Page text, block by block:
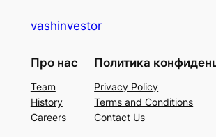
vashinvestor
Про нас
Team
History
Careers
Политика
Privacy Policy
Terms and Conditions
Contact Us